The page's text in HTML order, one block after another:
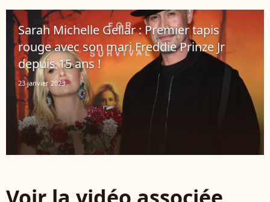
Sarah Michelle Gellar : Premier tapis
rouge avec son mari Freddie Prinze Jr
depuis 15 ans !
23 janvier 2023